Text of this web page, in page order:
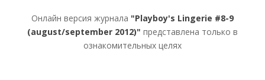
Онлайн версия журнала "Plаyboy's Lingerie #8-9
(august/september 2012)" представлена только в
ознакомительных целях